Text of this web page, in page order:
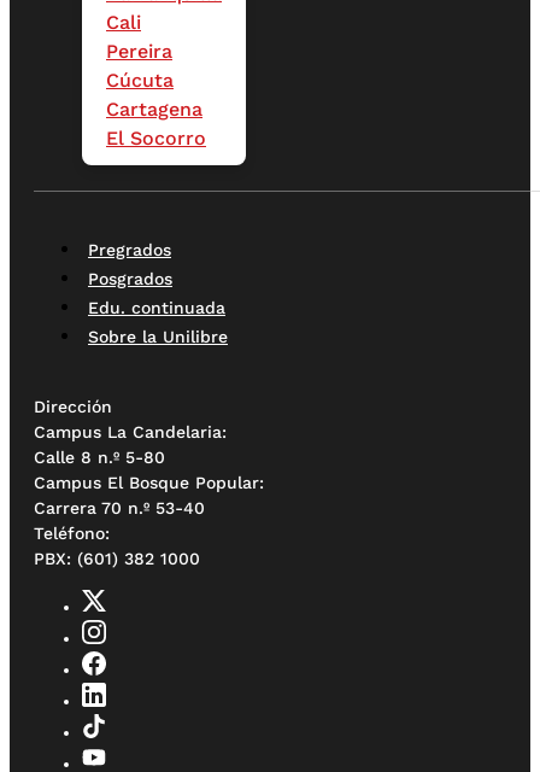
Cali
Pereira
Cúcuta
Cartagena
El Socorro
Pregrados
Posgrados
Edu. continuada
Sobre la Unilibre
Dirección
Campus La Candelaria:
Calle 8 n.º 5-80
Campus El Bosque Popular:
Carrera 70 n.º 53-40
Teléfono:
PBX: (601) 382 1000